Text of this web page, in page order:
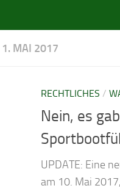
1. MAI 2017
RECHTLICHES /
Nein, es
UPDATE: Eine
am 10. Mai